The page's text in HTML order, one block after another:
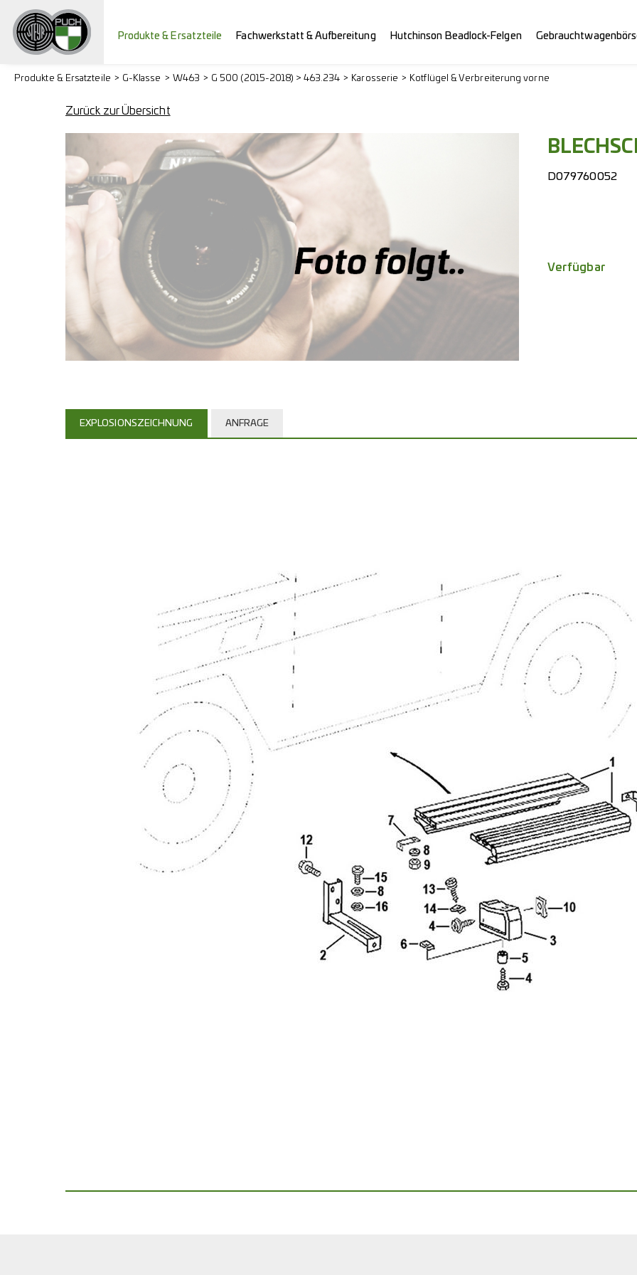
Produkte & Ersatzteile Fachwerkstatt & Aufbereitung Hutchinson Beadlock-Felgen
Produkte & Ersatzteile G-Klasse W463 G 500 (2015-2018) > 463.234 Karosserie Kotflügel & Verbreiterung vorne
Zurück zur Übersicht
D079760052
Verfügbar
EXPLOSIONSZEICHNUNG ANFRAGE